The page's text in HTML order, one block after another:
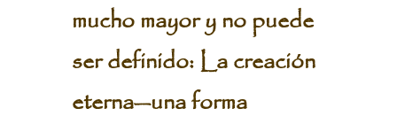
mucho mayor y no puede
ser definido: La creación
eterna—una forma